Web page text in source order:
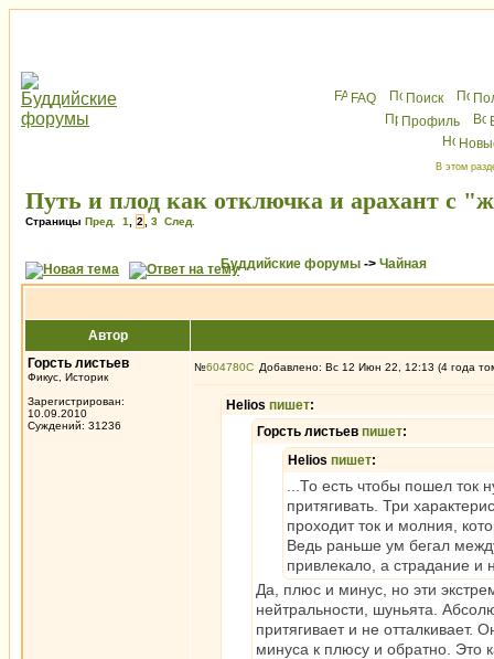
FAQ Поиск
Профиль
В этом
Путь и плод как отключка и арахант с
Страницы Пред. 1 2 3 След.
Буддийские форумы -> Чайная
Автор
Горсть листьев
Фикус, Историк
Зарегистрирован:
10.09.2010
Суждений: 31236
№604780 Добавлено: Вс 12 Июн 22, 12:13 (4 года
Helios пишет:
Горсть листьев пишет:
Helios пишет:
...То есть чтобы пошел ток
притягивать. Три
проходит ток и молния,
Ведь раньше ум бегал
привлекало, а страдание и
Да, плюс и минус, но эти
нейтральности, шуньята.
притягивает и не отталкивает.
минуса к плюсу и обратно. Это